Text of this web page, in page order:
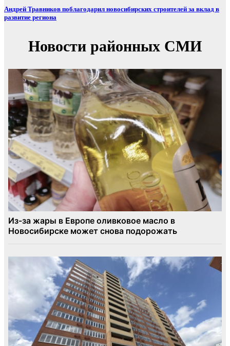
Андрей Травников поблагодарил новосибирских строителей за вклад в
развитие региона